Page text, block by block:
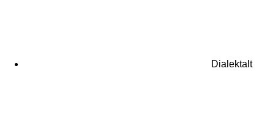
Dialektalt